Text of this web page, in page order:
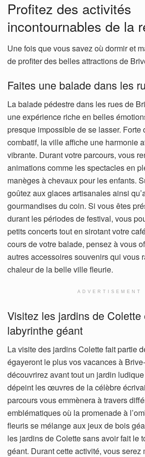
Profitez des activités
incontournables de la
Une fois que vous savez où dormir et
de profiter des belles attractions de
Faites une balade dans les
La balade pédestre dans les rues de
une expérience riche en belles
presque impossible de se lasser. Forte
combatif, la ville affiche une harmonie
vibrante. Durant votre parcours, vous
animations comme les spectacles en
manèges à chevaux pour les enfants.
goûtez aux glaces artisanales ainsi
gourmandises du coin. Si vous êtes
durant les périodes de festival, vous
petits concerts tout en sirotant votre
cours de votre balade, pensez à vous
autres accessoires souvenirs qui vous
chaleur de la belle ville fleurie.
ADVERTISEMENT
Visitez les jardins de Colette
labyrinthe géant
La visite des jardins Colette fait partie
égayeront le plus vos vacances à
découvrirez avant tout un jardin
dépeint les œuvres de la célèbre
parcours vous emmènera à travers
emblématiques où la promenade à
fleuris se mélange aux jeux de bois
les jardins de Colette sans avoir fait le
géant. Durant cette activité, vous serez